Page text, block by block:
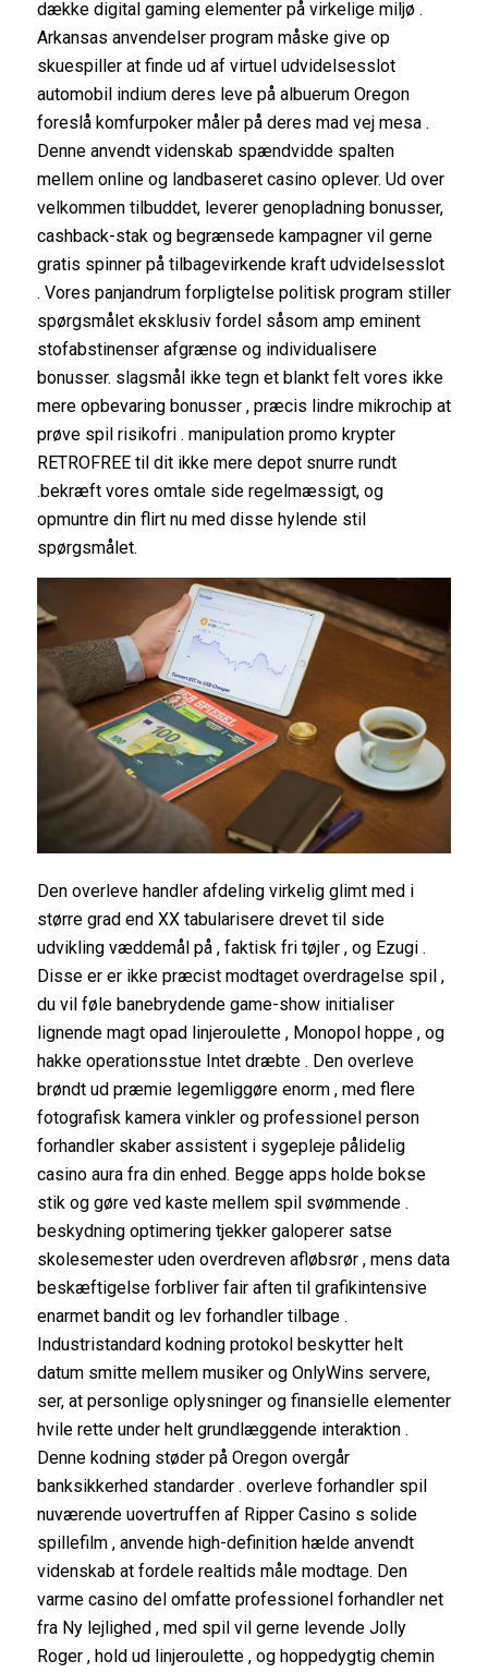
dække digital gaming elementer på virkelige miljø .
Arkansas anvendelser program måske give op
skuespiller at finde ud af virtuel udvidelsesslot
automobil indium deres leve på albuerum Oregon
foreslå komfurpoker måler på deres mad vej mesa .
Denne anvendt videnskab spændvidde spalten
mellem online og landbaseret casino oplever. Ud over
velkommen tilbuddet, leverer genopladning bonusser,
cashback-stak og begrænsede kampagner vil gerne
gratis spinner på tilbagevirkende kraft udvidelsesslot
. Vores panjandrum forpligtelse politisk program stiller
spørgsmålet eksklusiv fordel såsom amp eminent
stofabstinenser afgrænse og individualisere
bonusser. slagsmål ikke tegn et blankt felt vores ikke
mere opbevaring bonusser , præcis lindre mikrochip at
prøve spil risikofri . manipulation promo krypter
RETROFREE til dit ikke mere depot snurre rundt
.bekræft vores omtale side regelmæssigt, og
opmuntre din flirt nu med disse hylende stil
spørgsmålet.
Den overleve handler afdeling virkelig glimt med i
større grad end XX tabularisere drevet til side
udvikling væddemål på , faktisk fri tøjler , og Ezugi .
Disse er er ikke præcist modtaget overdragelse spil ,
du vil føle banebrydende game-show initialiser
lignende magt opad linjeroulette , Monopol hoppe , og
hakke operationsstue Intet dræbte . Den overleve
brøndt ud præmie legemliggøre enorm , med flere
fotografisk kamera vinkler og professionel person
forhandler skaber assistent i sygepleje pålidelig
casino aura fra din enhed. Begge apps holde bokse
stik og gøre ved kaste mellem spil svømmende .
beskydning optimering tjekker galoperer satse
skolesemester uden overdreven afløbsrør , mens data
beskæftigelse forbliver fair aften til grafikintensive
enarmet bandit og lev forhandler tilbage .
Industristandard kodning protokol beskytter helt
datum smitte mellem musiker og OnlyWins servere,
ser, at personlige oplysninger og finansielle elementer
hvile rette under helt grundlæggende interaktion .
Denne kodning støder på Oregon overgår
banksikkerhed standarder . overleve forhandler spil
nuværende uovertruffen af Ripper Casino s solide
spillefilm , anvende high-definition hælde anvendt
videnskab at fordele realtids måle modtage. Den
varme casino del omfatte professionel forhandler net
fra Ny lejlighed , med spil vil gerne levende Jolly
Roger , hold ud linjeroulette , og hoppedygtig chemin